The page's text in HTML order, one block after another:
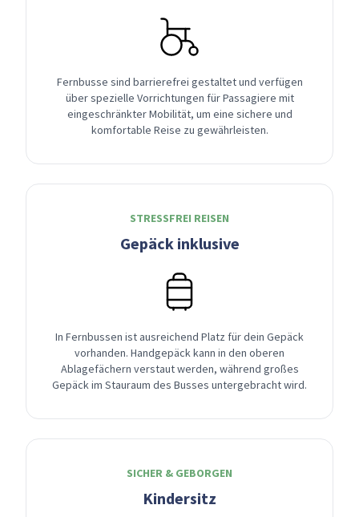
Fernbusse sind barrierefrei gestaltet und verfügen
über spezielle Vorrichtungen für Passagiere mit
eingeschränkter Mobilität, um eine sichere und
komfortable Reise zu gewährleisten.
STRESSFREI REISEN
Gepäck inklusive
In Fernbussen ist ausreichend Platz für dein Gepäck
vorhanden. Handgepäck kann in den oberen
Ablagefächern verstaut werden, während großes
Gepäck im Stauraum des Busses untergebracht wird.
SICHER & GEBORGEN
Kindersitz